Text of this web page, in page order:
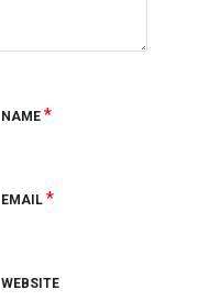
NAME *
EMAIL *
WEBSITE